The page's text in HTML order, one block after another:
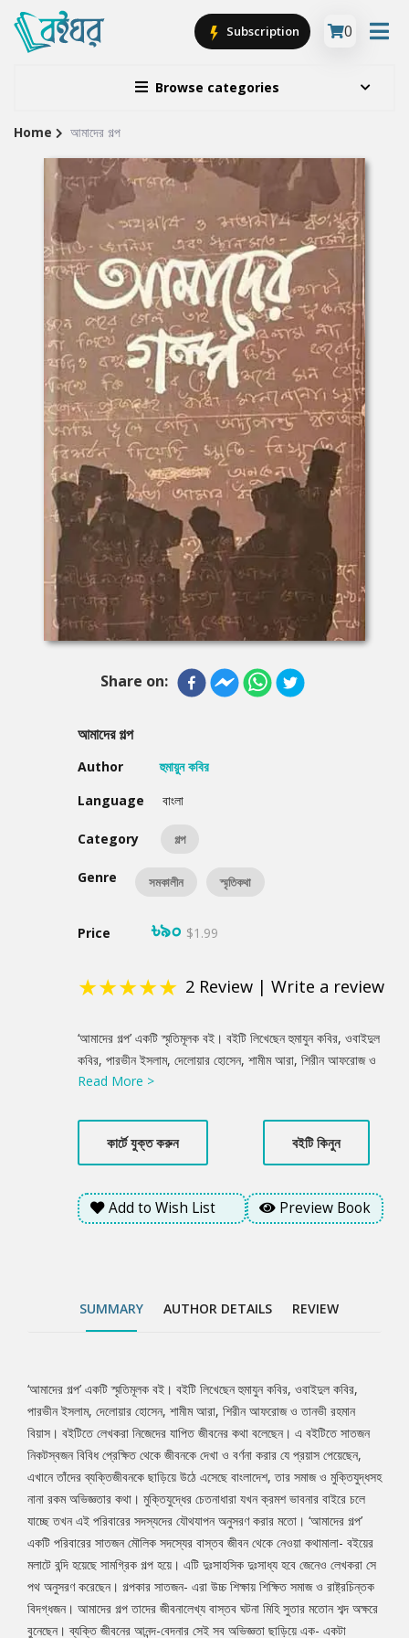
Browse categories
Subscription 0
Site
Breadcrumb
Home আমাদের গল্প
Share on:
আমাদের গল্প
Author
হুমায়ুন কবির
Language
বাংলা
Category গল্প
Genre সমকালীন স্মৃতিকথা
Price ৳৯০ $1.99
★★★★★ 2 Review | Write a review
Product
Summery
‘আমাদের গল্প’ একটি স্মৃতিমূলক বই। বইটি লিখেছেন হুমাযুন কবির, ওবাইদুল
কবির, পারভীন ইসলাম, দেলোয়ার হোসেন, শামীম আরা, শিরীন আফরোজ ও
তানভী রহমান বিয়াস। বইটিতে লেখকরা নিজেদের যাপিত জীবনের কথা
ও বর্ণনা করার যে প্রয়াস পেয়েছেন, এখানে তাঁদের ব্যক্তিজীবনকে ছাড়িয়ে উঠে
এসেছে বাংলাদেশ, তার সমাজ ও মুক্তিযুদ্ধসহ নানা রকম অভিজ্ঞতার কথা।
মুক্তিযুদ্ধের চেতনাধারা যখন ক্রমশ ভাবনার বাইরে চলে যাচ্ছে তখন এই
পরিবারের সদস্যদের যৌথযাপন অনুসরণ করার মতো। ‘আমাদের গল্প’ একটি
পরিবারের সাতজন মৌলিক সদস্যের বাস্তব জীবন থেকে নেওয়া কথামালা-
বাস্তব ঘটনা মিহি সুতার মতোন শব্দ অক্ষরে বুনেছেন। ব্যক্তি জীবনের আনন্দ-
পরিবারের যে গল্পগুলো জমে ওঠে, তার সাথে যে কেউ একীভূত হয়ে যেতে বাধ্য।
কারণ অবধারিতভাবে সেখানে যেমন উঠে আসে শৈশবের স্বপ্ন আর আনন্দময়
দিন, তেমনি থাকে বার্ধক্যের ভার আর স্বজন হারানোর হাহাকার। থাকে
জীবনযুদ্ধ, প্রেম, পূর্ণতা- অপূর্ণতার নানাবিধ জটিলতা। ই-বুকের এবং ছোটো
আকারে প্রকাশ করার স্বার্থে বইটিতে শুধু হুমায়ুন কবিরের এগারোটি গল্প প্রকাশ
করা হলো। ভবিষ্যতে পুরো বইটি পুনঃপ্রকাশ করার আগ্রহ আছে আমাদের।
Read More >
কার্টে যুক্ত করুন বইটি কিনুন
Add to Wish List Preview Book
SUMMARY AUTHOR DETAILS REVIEW
Tab
Article
‘আমাদের গল্প’ একটি স্মৃতিমূলক বই। বইটি লিখেছেন হুমাযুন কবির, ওবাইদুল কবির,
পারভীন ইসলাম, দেলোয়ার হোসেন, শামীম আরা, শিরীন আফরোজ ও তানভী রহমান
বিয়াস। বইটিতে লেখকরা নিজেদের যাপিত জীবনের কথা বলেছেন। এ বইটিতে সাতজন
নিকটস্বজন বিবিধ প্রেক্ষিত থেকে জীবনকে দেখা ও বর্ণনা করার যে প্রয়াস পেয়েছেন,
এখানে তাঁদের ব্যক্তিজীবনকে ছাড়িয়ে উঠে এসেছে বাংলাদেশ, তার সমাজ ও মুক্তিযুদ্ধসহ
নানা রকম অভিজ্ঞতার কথা। মুক্তিযুদ্ধের চেতনাধারা যখন ক্রমশ ভাবনার বাইরে চলে
যাচ্ছে তখন এই পরিবারের সদস্যদের যৌথযাপন অনুসরণ করার মতো। ‘আমাদের গল্প’
একটি পরিবারের সাতজন মৌলিক সদস্যের বাস্তব জীবন থেকে নেওয়া কথামালা- বইয়ের
মলাটে বন্দি হয়েছে সামগ্রিক গল্প হয়ে। এটি দুঃসাহসিক দুঃসাধ্য হবে জেনেও লেখকরা সে
পথ অনুসরণ করেছেন। গল্পকার সাতজন- এরা উচ্চ শিক্ষায় শিক্ষিত সমাজ ও রাষ্ট্রচিন্তক
বিদগ্ধজন। আমাদের গল্প তাদের জীবনালেখ্য বাস্তব ঘটনা মিহি সুতার মতোন শব্দ অক্ষরে
বুনেছেন। ব্যক্তি জীবনের আনন্দ-বেদনার সেই সব অভিজ্ঞতা ছাড়িয়ে এক- একটা